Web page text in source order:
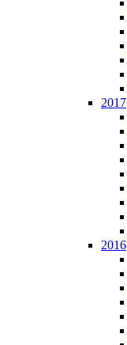
2017
2016